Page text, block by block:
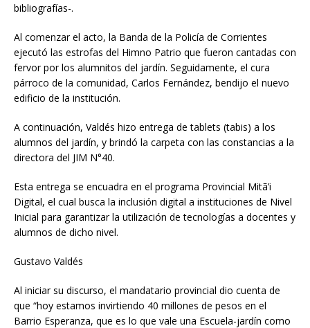
bibliografías-.
Al comenzar el acto, la Banda de la Policía de Corrientes
ejecutó las estrofas del Himno Patrio que fueron cantadas con
fervor por los alumnitos del jardín. Seguidamente, el cura
párroco de la comunidad, Carlos Fernández, bendijo el nuevo
edificio de la institución.
A continuación, Valdés hizo entrega de tablets (tabis) a los
alumnos del jardín, y brindó la carpeta con las constancias a la
directora del JIM N°40.
Esta entrega se encuadra en el programa Provincial Mitã’i
Digital, el cual busca la inclusión digital a instituciones de Nivel
Inicial para garantizar la utilización de tecnologías a docentes y
alumnos de dicho nivel.
Gustavo Valdés
Al iniciar su discurso, el mandatario provincial dio cuenta de
que “hoy estamos invirtiendo 40 millones de pesos en el
Barrio Esperanza, que es lo que vale una Escuela-jardín como